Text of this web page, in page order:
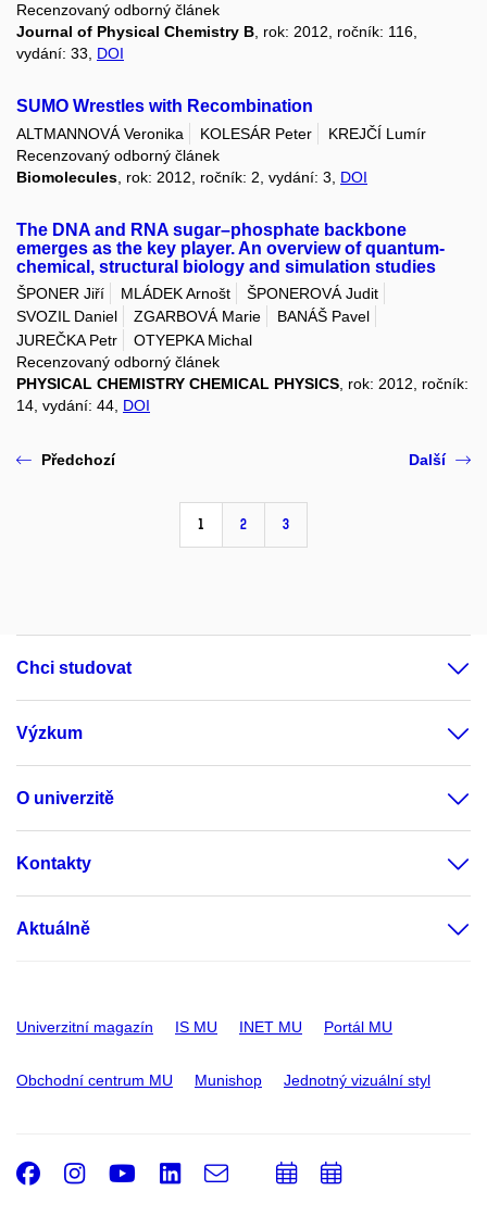
Recenzovaný odborný článek
Journal of Physical Chemistry B, rok: 2012, ročník: 116,
vydání: 33, DOI
SUMO Wrestles with Recombination
ALTMANNOVÁ Veronika KOLESÁR Peter
KREJČÍ Lumír
Recenzovaný odborný článek
Biomolecules , rok: 2012, ročník: 2, vydání: 3, DOI
The DNA and RNA sugar–phosphate backbone
emerges as the key player. An overview of quantum-
chemical, structural biology and simulation studies
ŠPONER Jiří MLÁDEK Arnošt
ŠPONEROVÁ Judit
SVOZIL Daniel
ZGARBOVÁ Marie
BANÁŠ Pavel
JUREČKA Petr
OTYEPKA Michal
Recenzovaný odborný článek
PHYSICAL CHEMISTRY CHEMICAL PHYSICS , rok: 2012, ročník:
14, vydání: 44, DOI
Předchozí
1 2 3
Další
Chci studovat
Výzkum
O univerzitě
Kontakty
Aktuálně
Univerzitní magazín IS MU INET MU Portál MU
Obchodní centrum MU Munishop Jednotný vizuální styl
Facebook
Instagram
Youtube
LinkedIn
e-
PřidatPřidat